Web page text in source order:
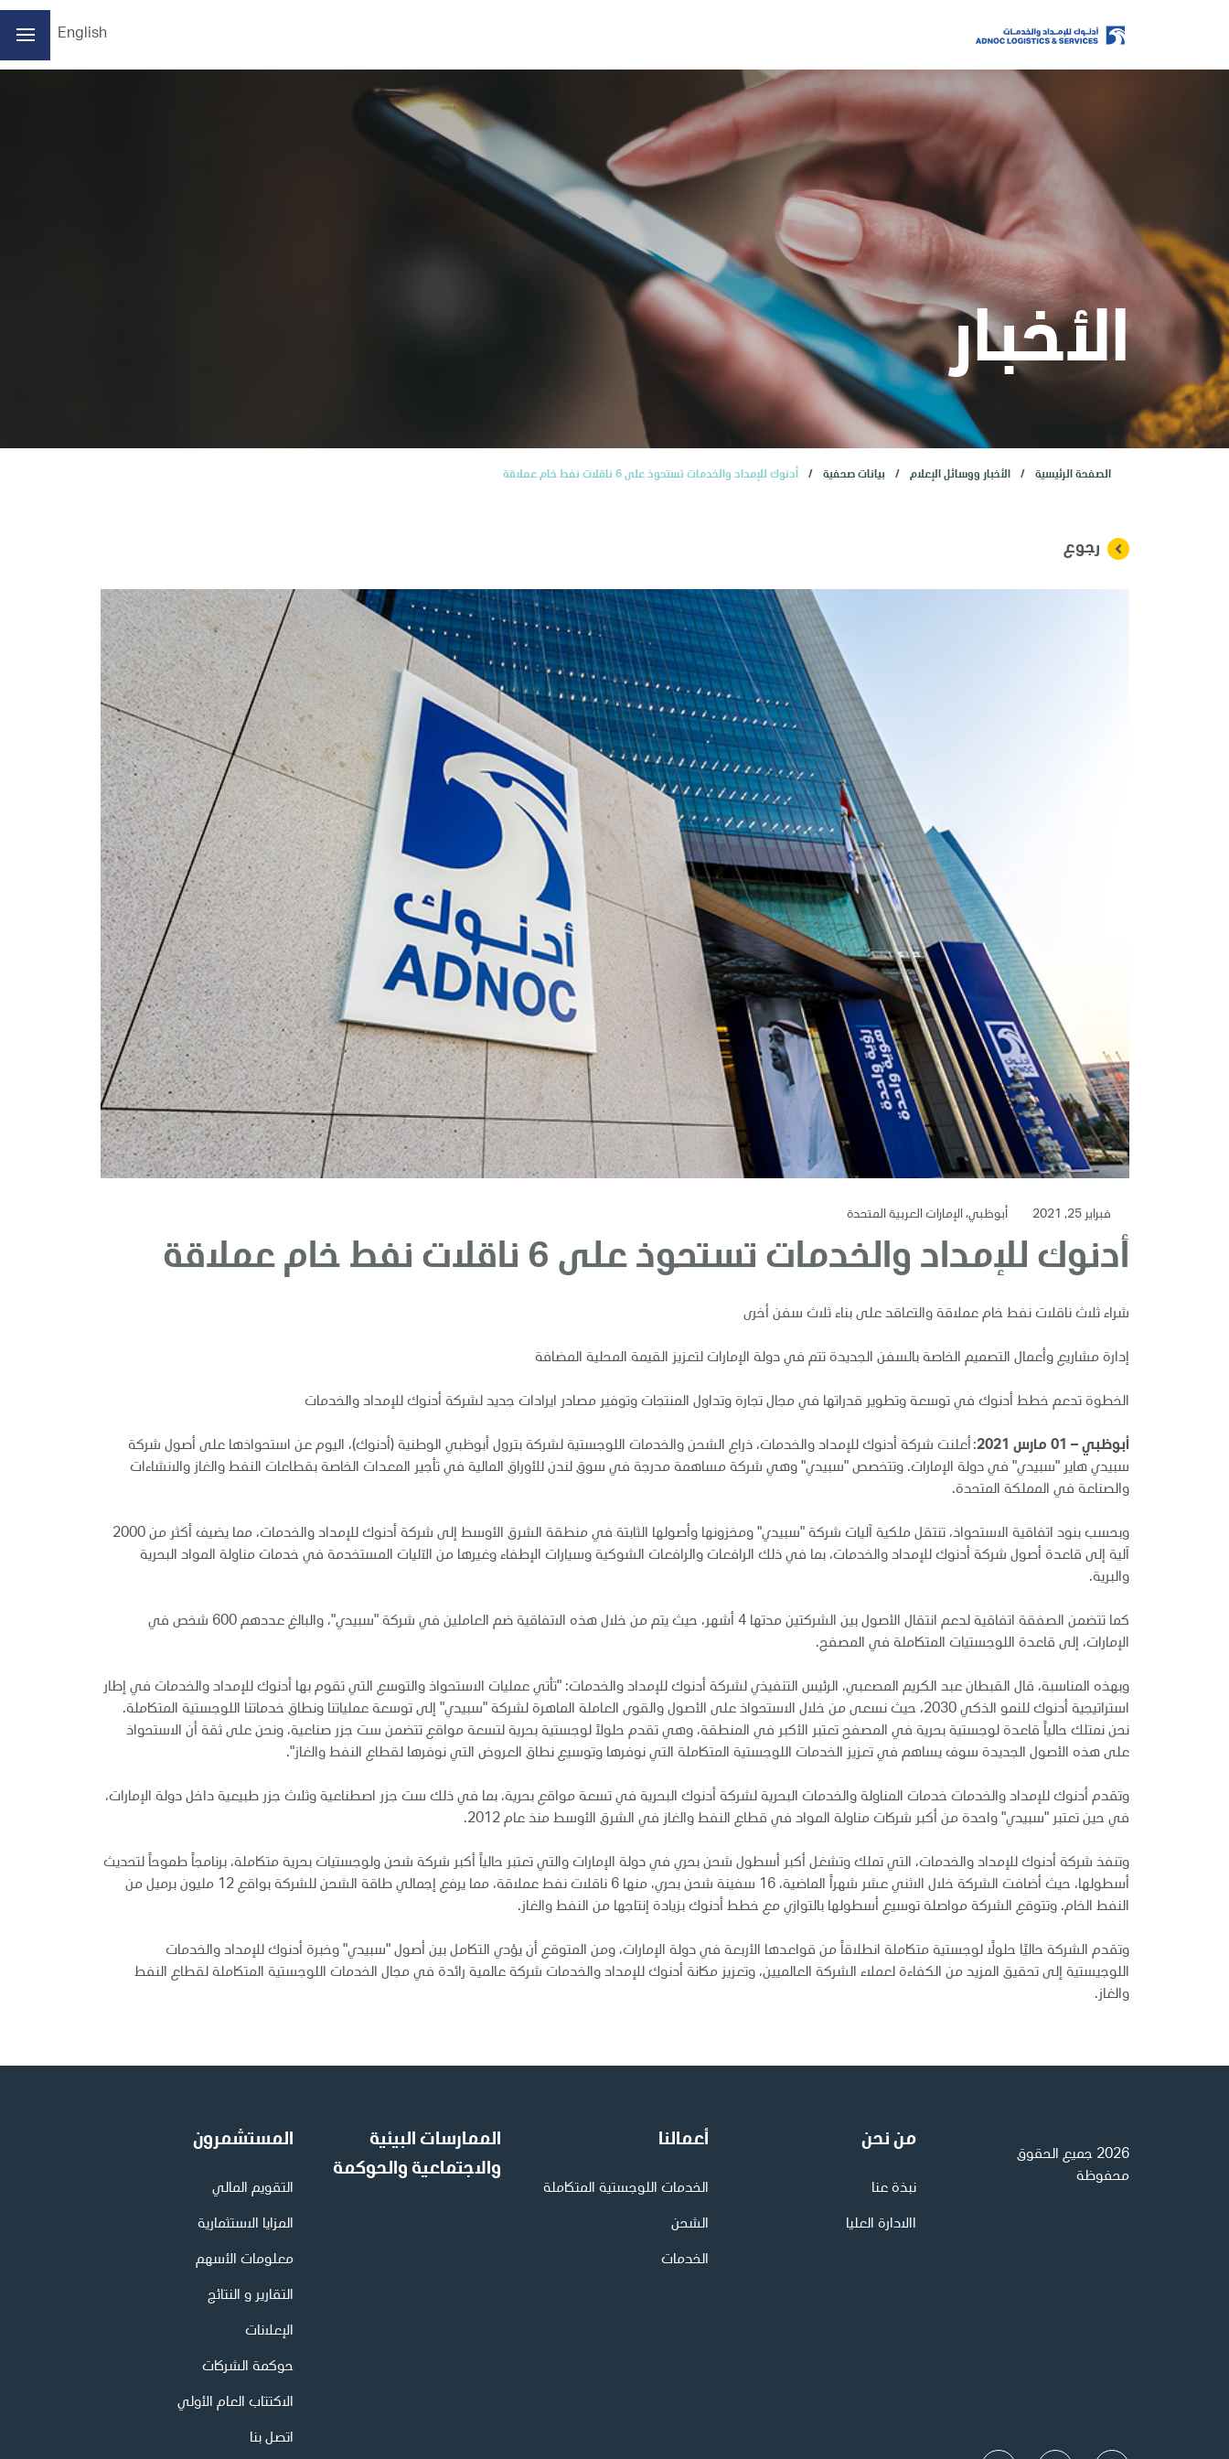
English
الصفحة الرئيسية
من نحن
أعمالنا
الممارسات البيئية والاجتماعية والحوكمة
الاكتتاب العام الأولي
خدمات
الأخبار
الصفحة الرئيسية الأخبار ووسائل الإعلام بيانات صحفية أدنوك للإمداد والخدمات تستحوذ على 6 ناقلات نفط خام عملاقة
رجوع
فبراير 25, 2021 أبوظبي، الإمارات العربية المتحدة
أدنوك للإمداد والخدمات تستحوذ على 6 ناقلات نفط خام عملاقة
شراء ثلاث ناقلات نفط خام عملاقة والتعاقد على بناء ثلاث سفن أخرى
إدارة مشاريع وأعمال التصميم الخاصة بالسفن الجديدة تتم في دولة الإمارات لتعزيز القيمة المحلية المضافة
الخطوة تدعم خطط أدنوك في توسعة وتطوير قدراتها في مجال تجارة وتداول المنتجات وتوفير مصادر ايرادات جديد لشركة أدنوك للإمداد والخدمات
أبوظبي – 01 مارس 2021
: أعلنت شركة أدنوك للإمداد والخدمات، ذراع الشحن والخدمات اللوجستية لشركة بترول أبوظبي الوطنية (أدنوك)، اليوم عن استحواذها على أصول شركة
سبيدي هاير "سبيدي" في دولة الإمارات. وتتخصص "سبيدي" وهي شركة مساهمة مدرجة في سوق لندن للأوراق المالية في تأجير المعدات الخاصة بقطاعات النفط والغاز والانشاءات
والصناعة في المملكة المتحدة.
وبحسب بنود اتفاقية الاستحواذ، تنتقل ملكية آليات شركة "سبيدي" ومخزونها وأصولها الثابتة في منطقة الشرق الأوسط إلى شركة أدنوك للإمداد والخدمات، مما يضيف أكثر من 2000
آلية إلى قاعدة أصول شركة أدنوك للإمداد والخدمات، بما في ذلك الرافعات والرافعات الشوكية وسيارات الإطفاء وغيرها من الآليات المستخدمة في خدمات مناولة المواد البحرية
والبرية.
كما تتضمن الصفقة اتفاقية لدعم انتقال الأصول بين الشركتين مدتها 4 أشهر، حيث يتم من خلال هذه الاتفاقية ضم العاملين في شركة "سبيدي"، والبالغ عددهم 600 شخص في
الإمارات، إلى قاعدة اللوجستيات المتكاملة في المصفح.
وبهذه المناسبة، قال القبطان عبد الكريم المصعبي، الرئيس التنفيذي لشركة أدنوك للإمداد والخدمات: "تأتي عمليات الاستحواذ والتوسع التي تقوم بها أدنوك للإمداد والخدمات في إطار
استراتيجية أدنوك للنمو الذكي 2030، حيث نسعى من خلال الاستحواذ على الأصول والقوى العاملة الماهرة لشركة "سبيدي" إلى توسعة عملياتنا ونطاق خدماتنا اللوجستية المتكاملة.
نحن نمتلك حالياً قاعدة لوجستية بحرية في المصفح تعتبر الأكبر في المنطقة، وهي تقدم حلولاً لوجستية بحرية لتسعة مواقع تتضمن ست جزر صناعية، ونحن على ثقة أن الاستحواذ
على هذه الأصول الجديدة سوف يساهم في تعزيز الخدمات اللوجستية المتكاملة التي نوفرها وتوسيع نطاق العروض التي نوفرها لقطاع النفط والغاز".
وتقدم أدنوك للإمداد والخدمات خدمات المناولة والخدمات البحرية لشركة أدنوك البحرية في تسعة مواقع بحرية، بما في ذلك ست جزر اصطناعية وثلاث جزر طبيعية داخل دولة الإمارات،
في حين تعتبر "سبيدي" واحدة من أكبر شركات مناولة المواد في قطاع النفط والغاز في الشرق الأوسط منذ عام 2012.
وتنفذ شركة أدنوك للإمداد والخدمات، التي تملك وتشغل أكبر أسطول شحن بحري في دولة الإمارات والتي تعتبر حالياً أكبر شركة شحن ولوجستيات بحرية متكاملة، برنامجاً طموحاً لتحديث
أسطولها، حيث أضافت الشركة خلال الاثني عشر شهراً الماضية، 16 سفينة شحن بحري، منها 6 ناقلات نفط عملاقة، مما يرفع إجمالي طاقة الشحن للشركة بواقع 12 مليون برميل من
النفط الخام. وتتوقع الشركة مواصلة توسيع أسطولها بالتوازي مع خطط أدنوك بزيادة إنتاجها من النفط والغاز.
وتقدم الشركة حاليًا حلولًا لوجستية متكاملة انطلاقاً من قواعدها الأربعة في دولة الإمارات، ومن المتوقع أن يؤدي التكامل بين أصول "سبيدي" وخبرة أدنوك للإمداد والخدمات
اللوجيستية إلى تحقيق المزيد من الكفاءة لعملاء الشركة العالميين، وتعزيز مكانة أدنوك للإمداد والخدمات شركة عالمية رائدة في مجال الخدمات اللوجستية المتكاملة لقطاع النفط
والغاز.
2026 جميع الحقوق
محفوظة
من نحن
نبذة عنا
االادارة العليا
أعمالنا
الخدمات اللوجستية المتكاملة
الشحن
الخدمات
الممارسات البيئية
والاجتماعية والحوكمة
المستشمرون
التقويم المالي
المزايا الاستثمارية
معلومات الأسهم
التقارير و النتائج
الإعلانات
حوكمة الشركات
الاكتتاب العام الأولي
اتصل بنا